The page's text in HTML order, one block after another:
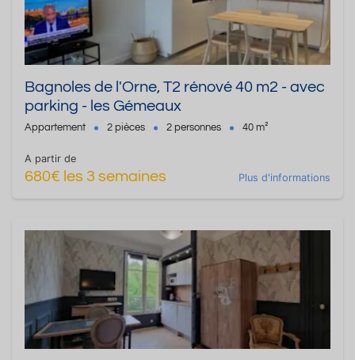
Bagnoles de l'Orne, T2 rénové 40 m2 - avec
parking - les Gémeaux
Appartement 2 pièces 2 personnes 40 m²
A partir de
680€ les 3 semaines Plus d'informations